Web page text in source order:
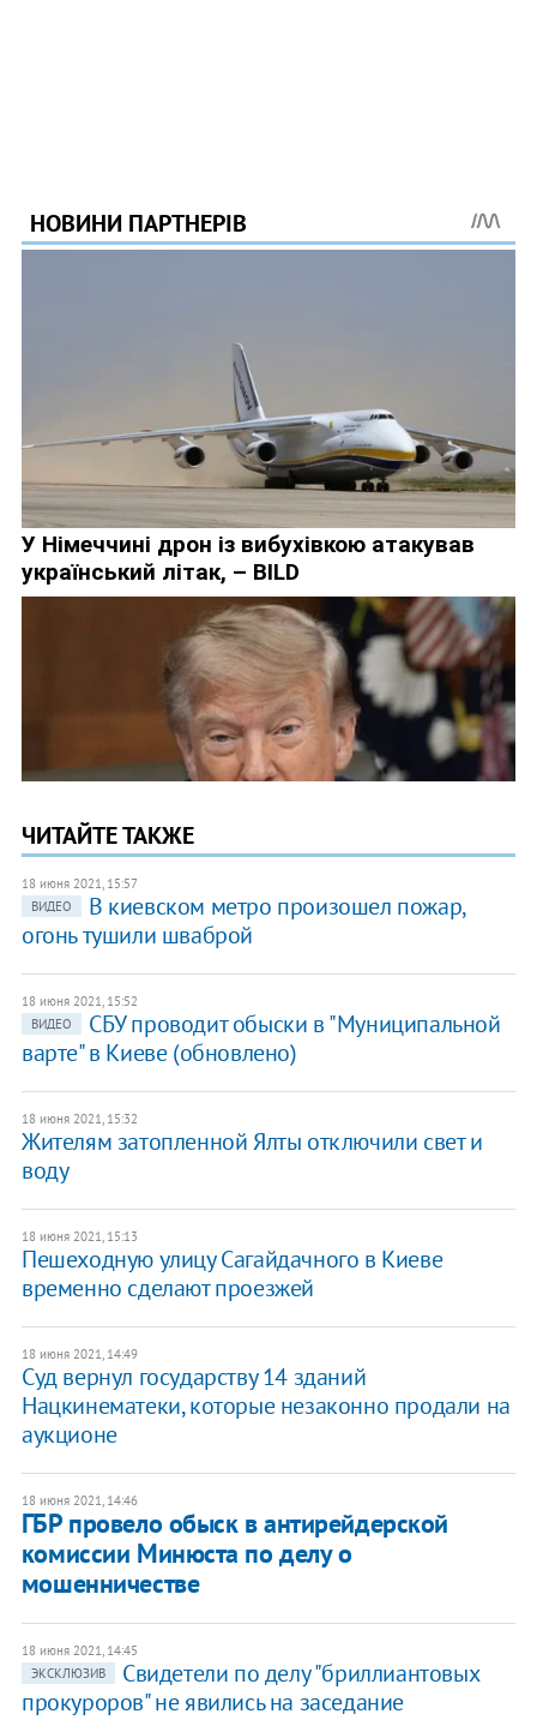
ЧИТАЙТЕ ТАКЖЕ
18 июня 2021, 15:57
ВИДЕО
В киевском метро произошел пожар,
огонь тушили шваброй
18 июня 2021, 15:52
ВИДЕО
СБУ проводит обыски в "Муниципальной
варте" в Киеве (обновлено)
18 июня 2021, 15:32
Жителям затопленной Ялты отключили свет и
воду
18 июня 2021, 15:13
Пешеходную улицу Сагайдачного в Киеве
временно сделают проезжей
18 июня 2021, 14:49
Суд вернул государству 14 зданий
Нацкинематеки, которые незаконно продали на
аукционе
18 июня 2021, 14:46
ГБР провело обыск в антирейдерской
комиссии Минюста по делу о
мошенничестве
18 июня 2021, 14:45
ЭКСКЛЮЗИВ
Свидетели по делу "бриллиантовых
прокуроров" не явились на заседание